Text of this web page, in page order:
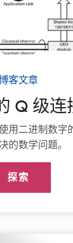
客文章
Q 级连
用二进制数字
的数学问题。
探索